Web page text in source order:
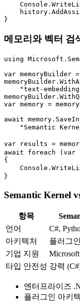
}
메모리와 벡터 검
using
var memoryBuilder
"text-
var memory =
await
"Semantic
var results =
await foreach
{
}
Semantic Kernel
항목
언어
C#,
아키텍처
플러그
기업 지원
타입 안전성 강력
엔터프라이즈
플러그인 아키